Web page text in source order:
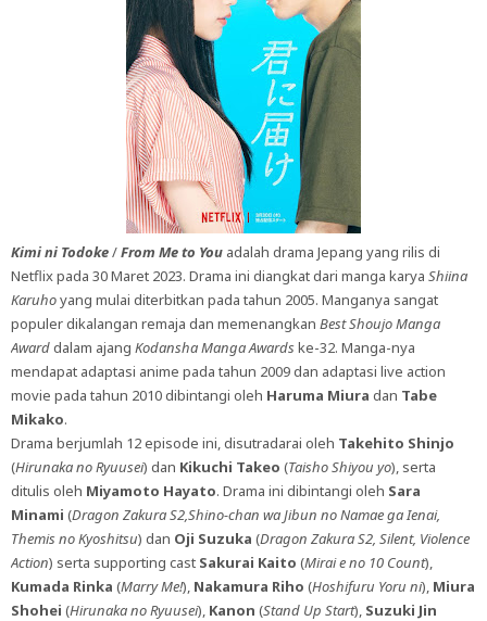
Kimi ni Todoke/From Me to You adalah drama Jepang yang rilis di
Netflix pada 30 Maret 2023. Drama ini diangkat dari manga karya Shiina
Karuhoyang mulai diterbitkan pada tahun 2005. Manganya sangat
populer dikalangan remaja dan memenangkan Best Shoujo Manga
Awarddalam ajang Kodansha Manga Awardske-32. Manga-nya
mendapat adaptasi anime pada tahun 2009 dan adaptasi live action
movie pada tahun 2010 dibintangi oleh Haruma Miura dan Tabe
Mikako.
Drama berjumlah 12 episode ini, disutradarai oleh Takehito Shinjo
(Hirunaka no Ryuusei) dan Kikuchi Takeo (Taisho Shiyou yo), serta
ditulis oleh Miyamoto Hayato. Drama ini dibintangi oleh Sara
Minami (Dragon Zakura S2,Shino-chan wa Jibun no Namae ga Ienai,
Themis no Kyoshitsu) dan Oji Suzuka (Dragon Zakura S2, Silent, Violence
Action) serta supporting cast Sakurai Kaito (Mirai e no 10 Count),
Kumada Rinka (Marry Me!), Nakamura Riho (Hoshifuru Yoru ni), Miura
Shohei (Hirunaka no Ryuusei), Kanon (Stand Up Start), Suzuki Jin